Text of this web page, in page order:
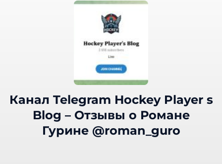
Канал Telegram Hockey Player s
Blog – Отзывы о Романе
Гурине @roman_guro